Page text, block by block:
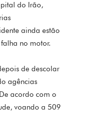
do Irão,
ainda estão
no motor.
de descolar
agências
acordo com o
voando a 509